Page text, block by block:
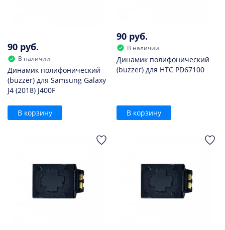
90 руб.
В наличии
Динамик полифонический
(buzzer) для Samsung Galaxy
J4 (2018) J400F
В корзину
90 руб.
В наличии
Динамик полифонический
(buzzer) для HTC PD67100
В корзину